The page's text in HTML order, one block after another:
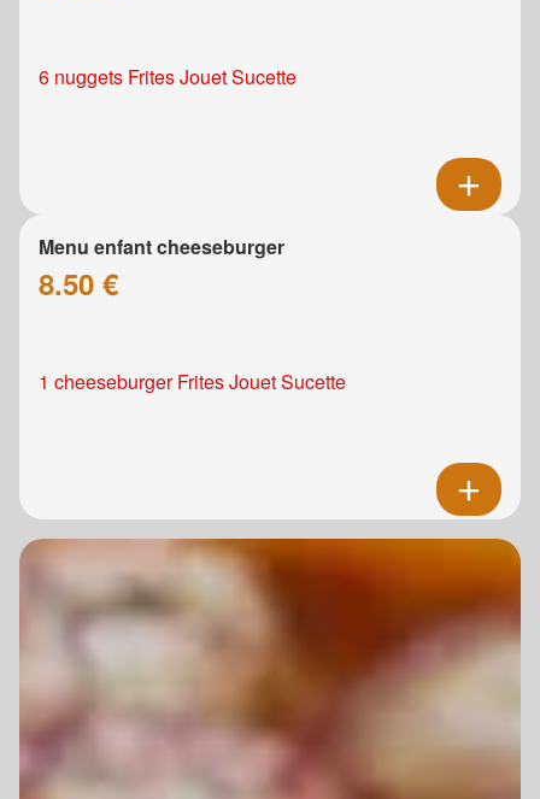
6 nuggets Frites Jouet Sucette
Menu enfant cheeseburger
8.50 €
1 cheeseburger Frites Jouet Sucette